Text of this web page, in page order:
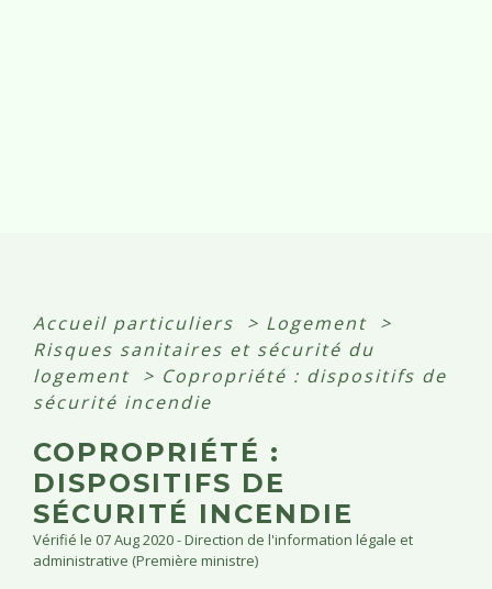
Accueil particuliers > Logement >
Risques sanitaires et sécurité du
logement > Copropriété : dispositifs de
sécurité incendie
COPROPRIÉTÉ :
DISPOSITIFS DE
SÉCURITÉ INCENDIE
Vérifié le 07 Aug 2020 - Direction de l'information légale et
administrative (Première ministre)